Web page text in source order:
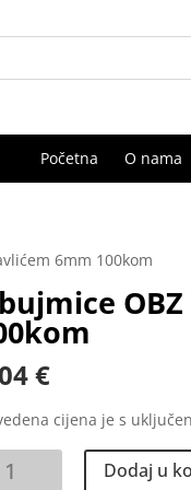
Početna O nama
6mm 100kom
€
cijena je s
Dodaj u